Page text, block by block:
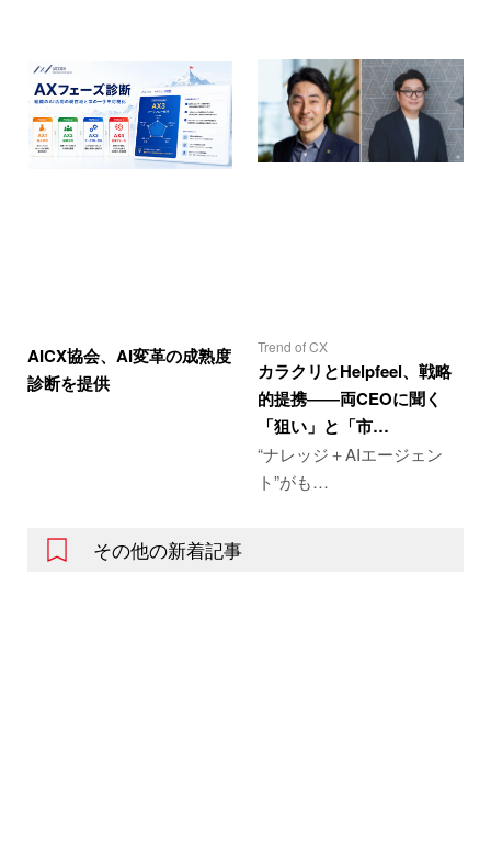
AICX協会、AI変革の成熟度
診断を提供
Trend of CX
カラクリとHelpfeel、戦略
的提携――両CEOに聞く
「狙い」と「市…
“ナレッジ＋AIエージェン
ト”がも…
その他の新着記事